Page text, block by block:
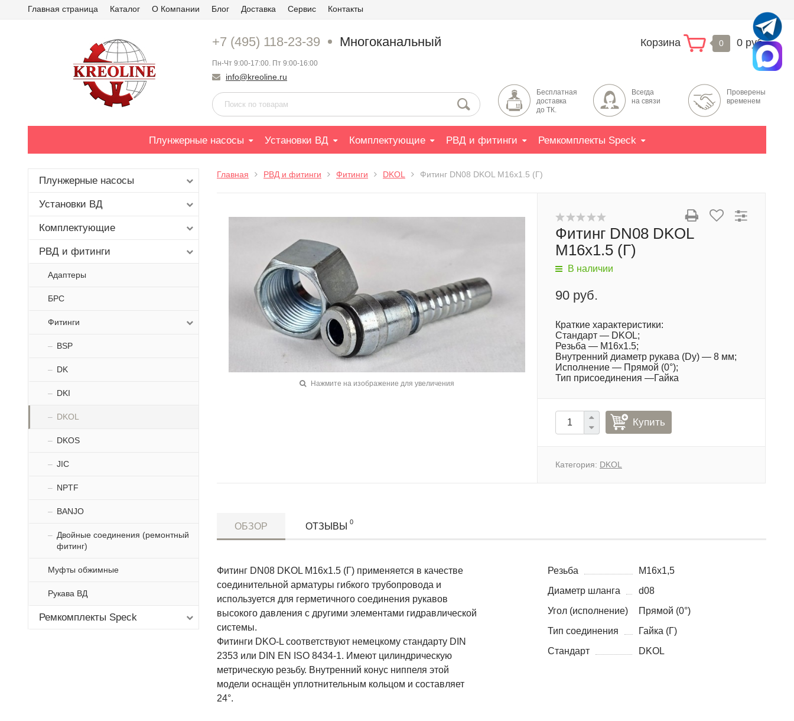
Главная страница Каталог О Компании Блог Доставка Сервис Контакты
+7 (495) 118-23-39 Многоканальный
Пн-Чт 9:00-17:00. Пт 9:00-16:00
info@kreoline.ru
Корзина 0 0 руб.
Бесплатная
доставка
до ТК.
Всегда
на связи
Проверены
временем
Плунжерные насосы Установки ВД Комплектующие РВД и фитинги Ремкомплекты Speck
Плунжерные насосы
Установки ВД
Комплектующие
РВД и фитинги
Адаптеры
БРС
Фитинги
BSP
DK
DKI
DKOL
DKOS
JIC
NPTF
BANJO
Двойные соединения (ремонтный
фитинг)
Муфты обжимные
Рукава ВД
Ремкомплекты Speck
Главная РВД и фитинги Фитинги DKOL Фитинг DN08 DKOL M16x1.5 (Г)
Нажмите на изображение для увеличения
Фитинг DN08 DKOL
M16x1.5 (Г)
В наличии
90 руб.
Краткие характеристики:
Стандарт — DKOL;
Резьба — M16x1.5;
Внутренний диаметр рукава (Dy) — 8 мм;
Исполнение — Прямой (0°);
Тип присоединения —Гайка
Купить
Категория: DKOL
ОБЗОР ОТЗЫВЫ 0
Фитинг DN08 DKOL M16x1.5 (Г) применяется в качестве
соединительной арматуры гибкого трубопровода и
используется для герметичного соединения рукавов
высокого давления с другими элементами гидравлической
системы.
Фитинги DKO-L соответствуют немецкому стандарту DIN
2353 или DIN EN ISO 8434-1. Имеют цилиндрическую
метрическую резьбу. Внутренний конус ниппеля этой
модели оснащён уплотнительным кольцом и составляет
24°.
Резьба
M16x1,5
Диаметр шланга
d08
Угол (исполнение)
Прямой (0°)
Тип соединения
Гайка (Г)
Стандарт
DKOL